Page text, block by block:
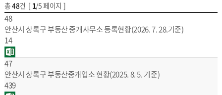
총48건 [ 1/5 페이지 ]
48
안산시 상록구 부동산 중개사무소 등록현황(2026. 7. 28.기준)
14
47
안산시 상록구 부동산중개업소 현황(2025. 8. 5. 기준)
439